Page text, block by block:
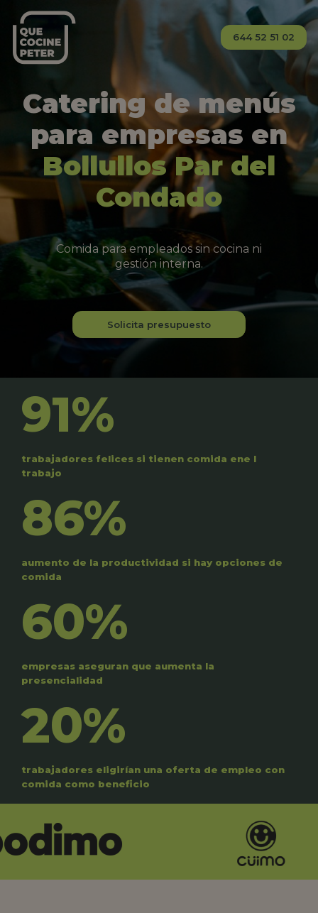
644 52 51 02
Catering de menús
para empresas en
Bollullos Par del
Condado
Comida para empleados sin cocina ni
gestión interna.
Solicita presupuesto
91%
trabajadores felices si tienen comida ene l
trabajo
86%
aumento de la productividad si hay opciones de
comida
60%
empresas aseguran que aumenta la
presencialidad
20%
trabajadores eligirían una oferta de empleo con
comida como beneficio